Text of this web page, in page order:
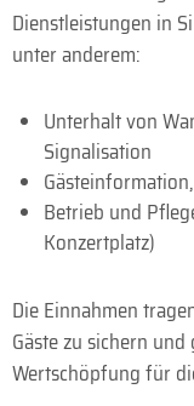
Dienstleistungen in
unter anderem:
Unterhalt von
Signalisation
Betrieb und
Konzertplatz)
Die Einnahmen
Gäste zu sichern
Wertschöpfung für